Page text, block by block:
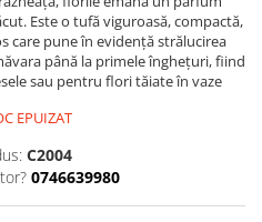
Este o tufă viguroasă, compactă,
care pune în evidență strălucirea
până la primele înghețuri, fiind
sau pentru flori tăiate în vaze
EPUIZAT
C2004
0746639980